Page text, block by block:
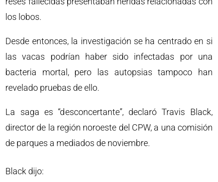
los lobos.
Desde entonces, la investigación se ha centrado en si
las vacas podrían haber sido infectadas por una
bacteria mortal, pero las autopsias tampoco han
revelado pruebas de ello.
La saga es “desconcertante”, declaró Travis Black,
director de la región noroeste del CPW, a una comisión
de parques a mediados de noviembre.
Black dijo: